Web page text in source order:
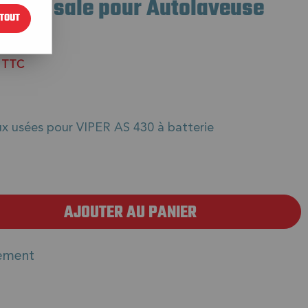
eau sale pour Autolaveuse
TTC
usées pour VIPER AS 430 à batterie
AJOUTER AU PANIER